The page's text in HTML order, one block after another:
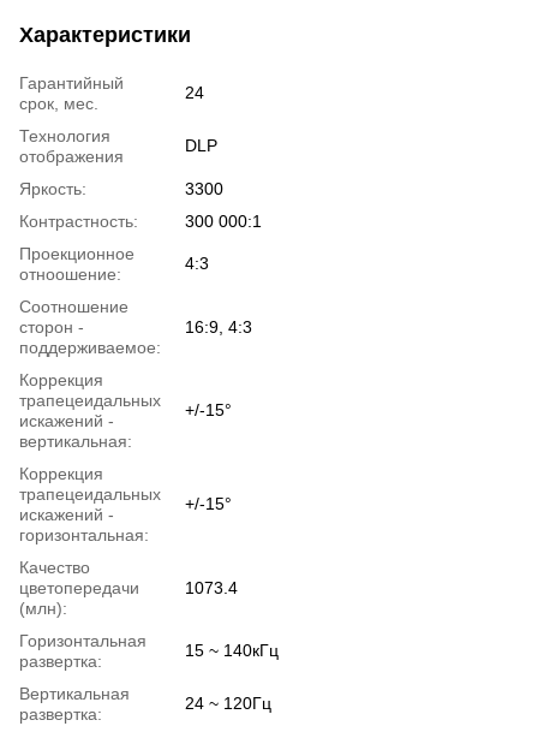
Характеристики
Гарантийный
срок, мес.
24
Технология
отображения
DLP
Яркость:
3300
Контрастность:
300 000:1
Проекционное
отноошение:
4:3
Соотношение
сторон -
поддерживаемое:
16:9, 4:3
Коррекция
трапецеидальных
искажений -
вертикальная:
+/-15°
Коррекция
трапецеидальных
искажений -
горизонтальная:
+/-15°
Качество
цветопередачи
(млн):
1073.4
Горизонтальная
развертка:
15 ~ 140кГц
Вертикальная
развертка:
24 ~ 120Гц